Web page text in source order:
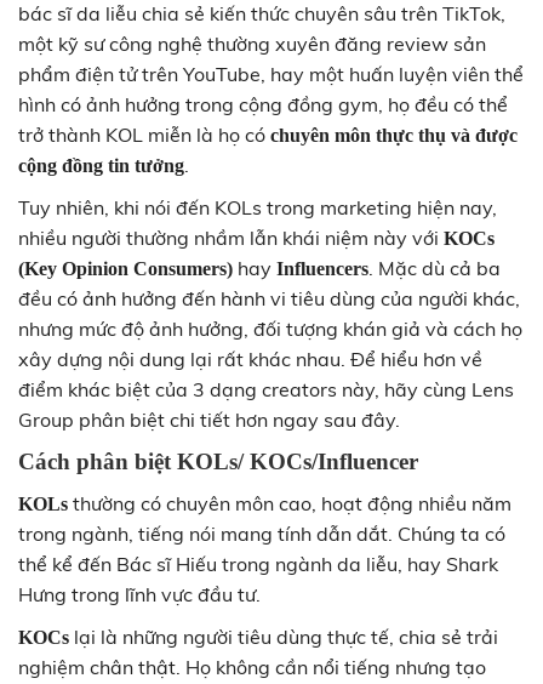
bác sĩ da liễu chia sẻ kiến thức chuyên sâu trên TikTok,
một kỹ sư công nghệ thường xuyên đăng review sản
phẩm điện tử trên YouTube, hay một huấn luyện viên thể
hình có ảnh hưởng trong cộng đồng gym, họ đều có thể
trở thành KOL miễn là họ có chuyên môn thực thụ và được
cộng đồng tin tưởng.
Tuy nhiên, khi nói đến KOLs trong marketing hiện nay,
nhiều người thường nhầm lẫn khái niệm này với KOCs
(Key Opinion Consumers) hay Influencers. Mặc dù cả ba
đều có ảnh hưởng đến hành vi tiêu dùng của người khác,
nhưng mức độ ảnh hưởng, đối tượng khán giả và cách họ
xây dựng nội dung lại rất khác nhau. Để hiểu hơn về
điểm khác biệt của 3 dạng creators này, hãy cùng Lens
Group phân biệt chi tiết hơn ngay sau đây.
Cách phân biệt KOLs/ KOCs/Influencer
KOLs thường có chuyên môn cao, hoạt động nhiều năm
trong ngành, tiếng nói mang tính dẫn dắt. Chúng ta có
thể kể đến Bác sĩ Hiếu trong ngành da liễu, hay Shark
Hưng trong lĩnh vực đầu tư.
KOCs lại là những người tiêu dùng thực tế, chia sẻ trải
nghiệm chân thật. Họ không cần nổi tiếng nhưng tạo